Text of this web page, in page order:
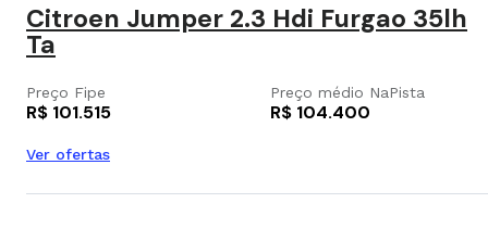
Citroen Jumper 2.3 Hdi Furgao 35lh
Ta
Preço Fipe
R$ 101.515
Preço médio NaPista
R$ 104.400
Ver ofertas